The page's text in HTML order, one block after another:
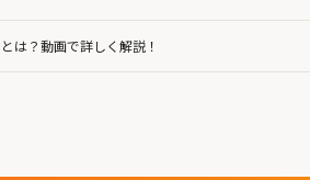
は？動画で詳しく解説！